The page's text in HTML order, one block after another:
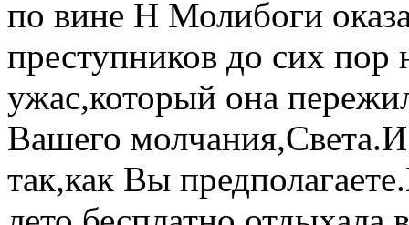
по вине Н Молибоги
преступников до сих пор
ужас,который она
Вашего
так,как Вы